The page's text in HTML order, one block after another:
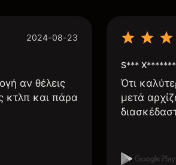
2024-08-23
αν θέλεις
κτλπ και πάρα
S***
Ότι
μετά